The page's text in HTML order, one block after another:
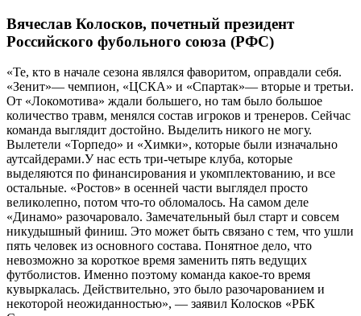
Вячеслав Колосков, почетный президент
Российского фубольного союза (РФС)
«Те, кто в начале сезона являлся фаворитом, оправдали себя.
«Зенит»— чемпион, «ЦСКА» и «Спартак»— вторые и третьи.
От «Локомотива» ждали большего, но там было большое
количество травм, менялся состав игроков и тренеров. Сейчас
команда выглядит достойно. Выделить никого не могу.
Вылетели «Торпедо» и «Химки», которые были изначально
аутсайдерами.У нас есть три-четыре клуба, которые
выделяются по финансирования и укомплектованию, и все
остальные. «Ростов» в осенней части выглядел просто
великолепно, потом что-то обломалось. На самом деле
«Динамо» разочаровало. Замечательный был старт и совсем
никудышный финиш. Это может быть связано с тем, что ушли
пять человек из основного состава. Понятное дело, что
невозможно за короткое время заменить пять ведущих
футболистов. Именно поэтому команда какое-то время
кувыркалась. Действительно, это было разочарованием и
некоторой неожиданностью», — заявил Колосков «РБК